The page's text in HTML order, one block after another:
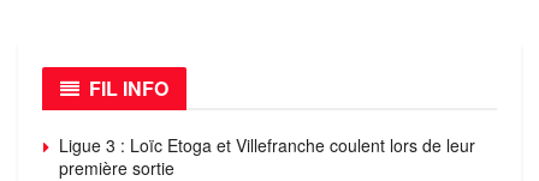
FIL INFO
Ligue 3 : Loïc Etoga et Villefranche coulent lors de leur
première sortie